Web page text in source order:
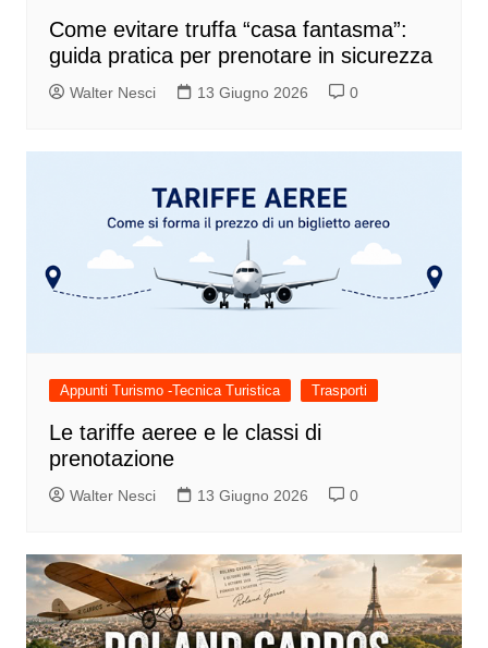
Come evitare truffa “casa fantasma”:
guida pratica per prenotare in sicurezza
Walter Nesci 13 Giugno 2026 0
Appunti Turismo -Tecnica Turistica Trasporti
Le tariffe aeree e le classi di
prenotazione
Walter Nesci 13 Giugno 2026 0